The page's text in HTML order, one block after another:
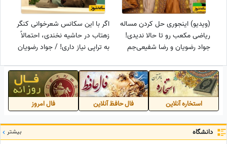
(ویدیو) اینجوری حل کردن مساله
ریاضی مکعب رو تا حالا ندیدی!
جواد رضویان و رضا شفیعی‌جم
اگر با این سکانس شعرخوانی کنگر
زهتاب در حاشیه نخندی، احتمالاً
به تراپی نیاز داری! / جواد رضویان
فردوسی رو تو گور لرزوند😂
استخاره آنلاین فال حافظ آنلاین فال امروز
دانشگاه بیشتر